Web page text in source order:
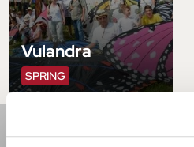
SPRING
Vulandra